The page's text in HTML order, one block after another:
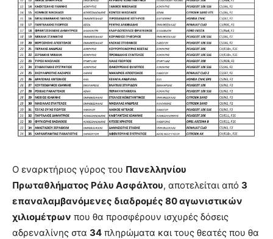
Ο εναρκτήριος γύρος του Πανελληνίου
Πρωταθλήματος Ράλυ Ασφάλτου, αποτελείται από 3
επαναλαμβανόμενες διαδρομές 80 αγωνιστικών
χιλιομέτρων που θα προσφέρουν ισχυρές δόσεις
αδρεναλίνης στα 34 πληρώματα και τους θεατές που θα